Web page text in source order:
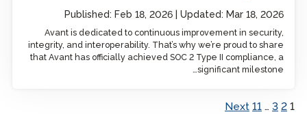
Published: Feb 18, 2026 Updated: Mar 18, 2026
Avant is dedicated to continuous improvement in security,
integrity, and interoperability. That’s why we’re proud to share
that Avant has officially achieved SOC 2 Type II compliance, a
significant milestone…
1
2
3
…
11
Next